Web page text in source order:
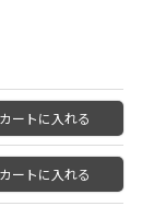
カートに入れる
カートに入れる